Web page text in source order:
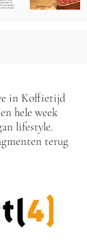
in Koffietijd
hele week
lifestyle.
terug